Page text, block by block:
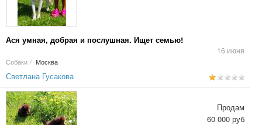
Ася умная, добрая и послушная. Ищет семью!
16 июня
Собаки / Москва
Светлана Гусакова
Продам
60 000 руб